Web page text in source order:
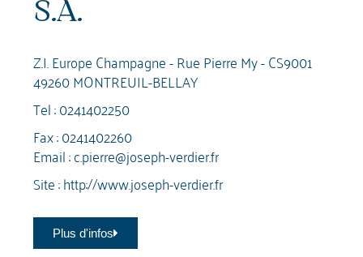
S.A.
Z.I. Europe Champagne - Rue Pierre My - CS9001
49260 MONTREUIL-BELLAY
Tel :0241402250
Fax : 0241402260
Email :c.pierre@joseph-verdier.fr
Site :http://www.joseph-verdier.fr
Plus d'infos